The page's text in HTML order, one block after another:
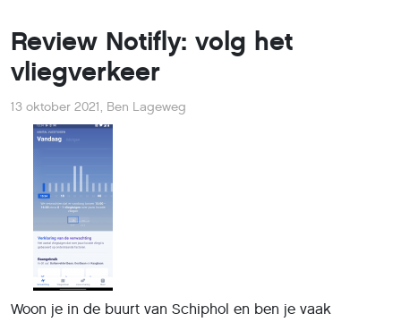
Review Notifly: volg het
vliegverkeer
13 oktober 2021, Ben Lageweg
Woon je in de buurt van Schiphol en ben je vaak